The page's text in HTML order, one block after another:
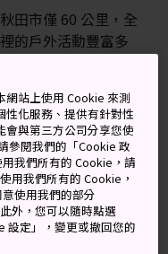
田市僅 60 公里，全
的戶外活動豐富多
網站上使用 Cookie 來測
性化服務、提供有針對性
會與第三方公司分享您使
參閱我們的「Cookie 政
我們所有的 Cookie，請
用我們所有的 Cookie，
使用我們的部分
外，您可以隨時點選
設定」，變更或撤回您的